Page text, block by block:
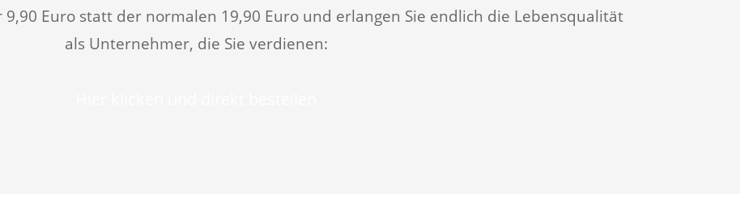
Euro statt der normalen 19,90 Euro und erlangen Sie endlich die Lebensqualität
als Unternehmer, die Sie verdienen: